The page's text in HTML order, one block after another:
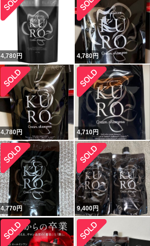
4,780 円 4,780円
4,780円 4,710円
4,770円 9,400円